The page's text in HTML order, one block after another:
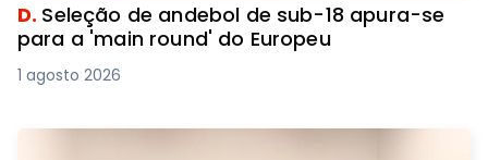
D. Seleção de andebol de sub-18 apura-se
para a 'main round' do Europeu
1 agosto 2026